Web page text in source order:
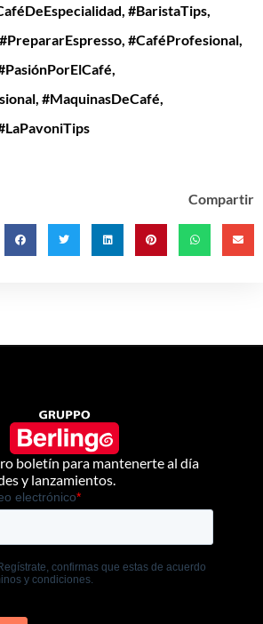
#BaristaTips,
#CaféProfesional,
#MaquinasDeCafé,
Compartir
boletín para mantenerte al día
y lanzamientos.